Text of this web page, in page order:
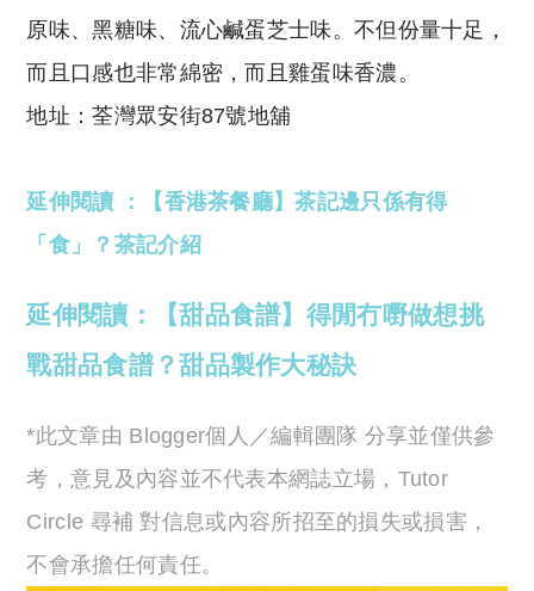
原味、黑糖味、流心鹹蛋芝士味。不但份量十足，
而且口感也非常綿密，而且雞蛋味香濃。
地址：荃灣眾安街87號地舖
延伸閱讀 ：【香港茶餐廳】茶記邊只係有得
「食」？茶記介紹
延伸閱讀：【甜品食譜】得閒冇嘢做想挑
戰甜品食譜？甜品製作大秘訣
*此文章由 Blogger個人／編輯團隊 分享並僅供參
考，意見及內容並不代表本網誌立場，Tutor
Circle 尋補 對信息或內容所招至的損失或損害，
不會承擔任何責任。